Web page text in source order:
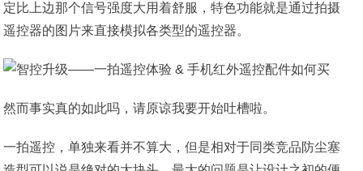
定比上边那个信号强度大用着舒服，特色功能就是通过拍摄
遥控器的图片来直接模拟各类型的遥控器。
然而事实真的如此吗，请原谅我要开始吐槽啦。
一拍遥控，单独来看并不算大，但是相对于同类竞品防尘塞